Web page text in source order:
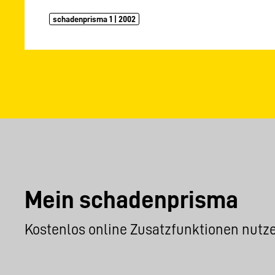
schadenprisma 1 | 2002
Mein schadenprisma
Kostenlos online Zusatzfunktionen